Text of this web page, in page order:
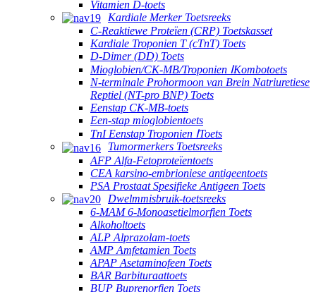
Vitamien D-toets
Kardiale Merker Toetsreeks
C-Reaktiewe Proteïen (CRP) Toetskasset
Kardiale Troponien T (cTnT) Toets
D-Dimer (DD) Toets
Mioglobien/CK-MB/Troponien ⅠKombotoets
N-terminale Prohormoon van Brein Natriuretiese
Reptiel (NT-pro BNP) Toets
Eenstap CK-MB-toets
Een-stap mioglobientoets
TnI Eenstap Troponien ⅠToets
Tumormerkers Toetsreeks
AFP Alfa-Fetoproteïentoets
CEA karsino-embrioniese antigeentoets
PSA Prostaat Spesifieke Antigeen Toets
Dwelmmisbruik-toetsreeks
6-MAM 6-Monoasetielmorfien Toets
Alkoholtoets
ALP Alprazolam-toets
AMP Amfetamien Toets
APAP Asetaminofeen Toets
BAR Barbituraattoets
BUP Buprenorfien Toets